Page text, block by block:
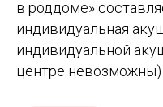
в роддоме»
индивидуальная
индивидуальной
центре невозможны)